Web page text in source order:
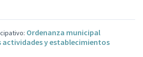
Ordenanza municipal
actividades y establecimientos